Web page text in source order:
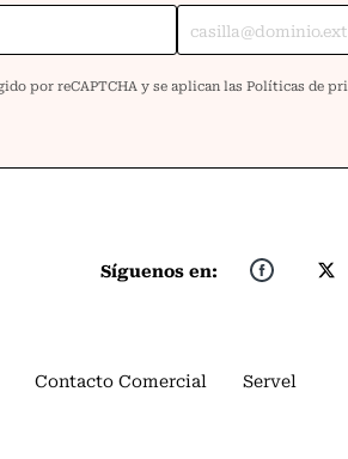
Síguenos en:
Contacto Comercial Servel